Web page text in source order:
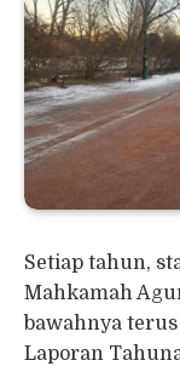
Setiap tahun,
Mahkamah
bawahnya
Laporan